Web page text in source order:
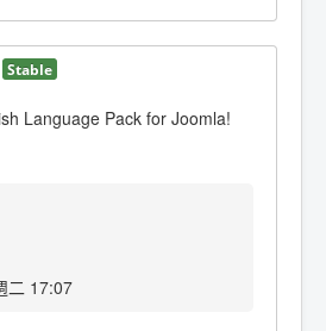
Stable
Language Pack for Joomla!
二 17:07